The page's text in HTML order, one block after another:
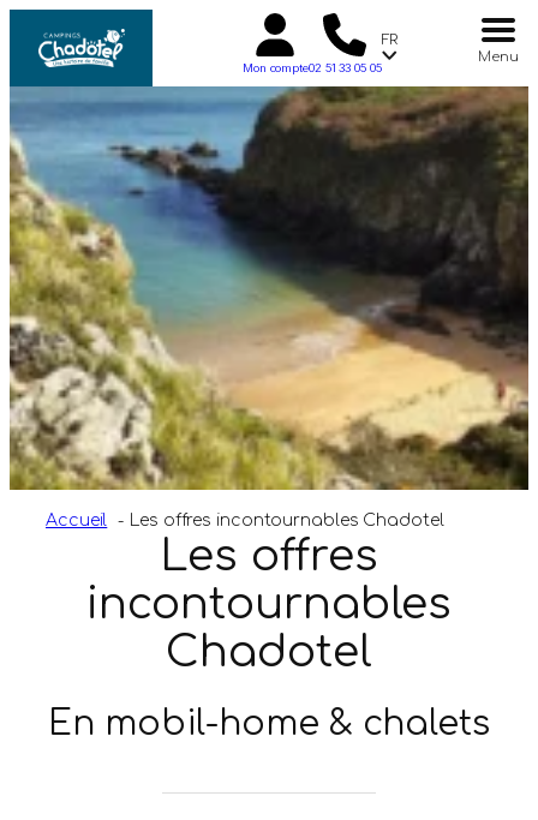
Mon compte02 51 33 05 05
FR
Accueil Les offres incontournables Chadotel
Les offres
incontournables
Chadotel
En mobil-home & chalets
Menu